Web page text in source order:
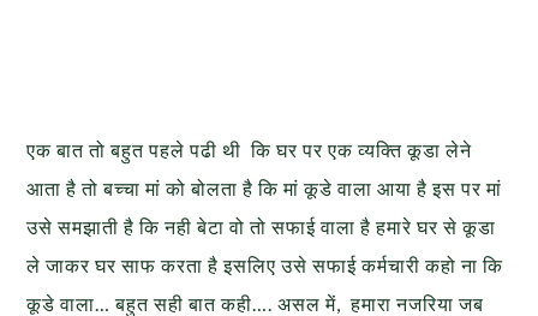
एक बात तो बहुत पहले पढी थी कि घर पर एक व्यक्ति कूडा लेने
आता है तो बच्चा मां को बोलता है कि मां कूडे वाला आया है इस पर मां
उसे समझाती है कि नही बेटा वो तो सफाई वाला है हमारे घर से कूडा
ले जाकर घर साफ करता है इसलिए उसे सफाई कर्मचारी कहो ना कि
कूडे वाला… बहुत सही बात कही…. असल में, हमारा नजरिया जब